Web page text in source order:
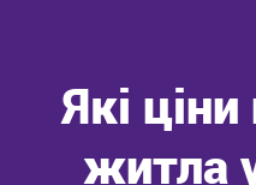
Які
житла